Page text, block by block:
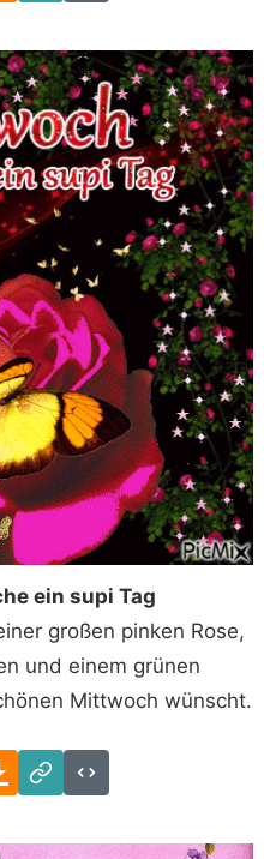
ein supi Tag
großen pinken Rose,
und einem grünen
Mittwoch wünscht.
Download
Link
Code